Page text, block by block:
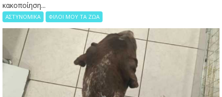
κακοποίηση...
ΑΣΤΥΝΟΜΙΚΑ ΦΙΛΟΙ ΜΟΥ ΤΑ ΖΩΑ